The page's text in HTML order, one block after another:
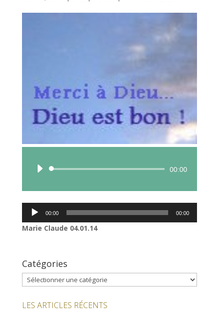
Lecteur
00:00
Lecteur
00:00 00:00
Marie Claude 04.01.14
Catégories
Catégories
LES ARTICLES RÉCENTS